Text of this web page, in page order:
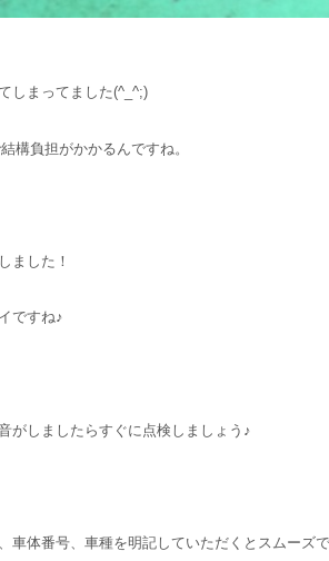
しまってました(^_^;)
構負担がかかるんですね。
ました！
ですね♪
がしましたらすぐに点検しましょう♪
車体番号、車種を明記していただくとスムーズ